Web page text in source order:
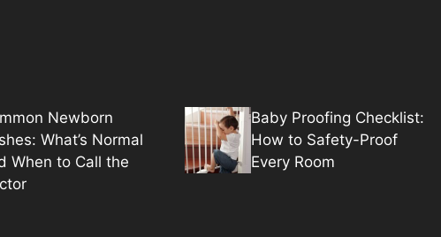
Newborn
What’s Normal
When to Call the
Baby Proofing Checklist:
How to Safety-Proof
Every Room